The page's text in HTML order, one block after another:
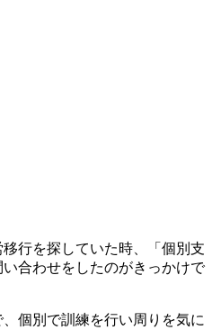
行を探していた時、「個別支
合わせをしたのがきっかけで
個別で訓練を行い周りを気に